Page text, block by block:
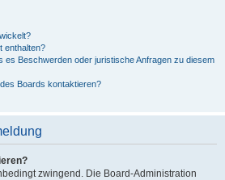
enthalten?
es Beschwerden oder juristische Anfragen zu diesem
Boards kontaktieren?
zwingend. Die Board-Administration